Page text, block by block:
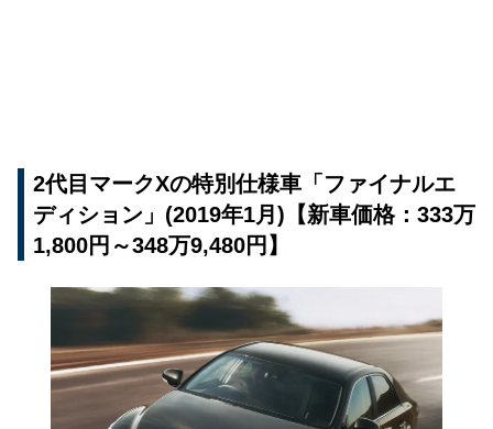
2代目マークXの特別仕様車「ファイナルエ
ディション」(2019年1月)【新車価格：333万
1,800円～348万9,480円】